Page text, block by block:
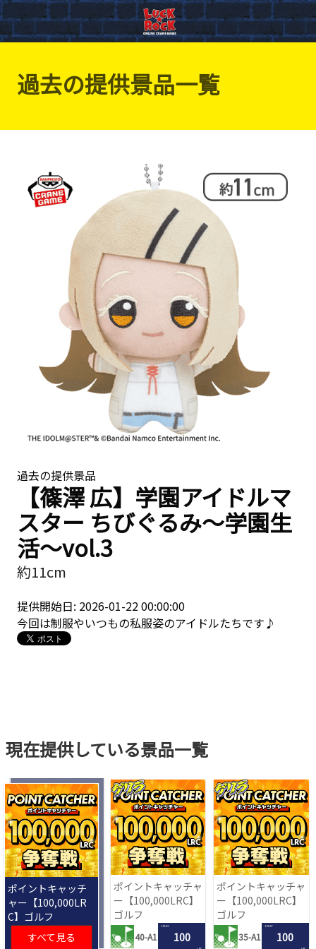
過去の提供景品一覧
過去の提供景品
【篠澤 広】学園アイドルマ
スター ちびぐるみ〜学園生
活〜vol.3
約11cm
提供開始日: 2026-01-22 00:00:00
今回は制服やいつもの私服姿のアイドルたちです♪
現在提供している景品一覧
ポイントキャッチ
ャー【100,000LR
C】ゴルフ
すべて見る
ポイントキャッチャ
ー【100,000LRC】
ゴルフ
40-A1
1 PLAY
100
LRC
ポイントキャッチャ
ー【100,000LRC】
ゴルフ
35-A1
1 PLAY
100
LRC